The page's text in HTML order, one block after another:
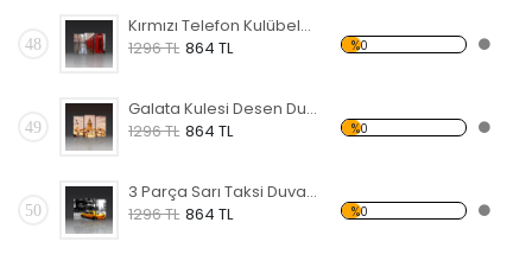
48
Kırmızı Telefon Kulübeleri Desen Duvar Panosu
1296 TL 864 TL %0
49
Galata Kulesi Desen Duvar Panosu
1296 TL 864 TL %0
50
3 Parça Sarı Taksi Duvar Panosu
1296 TL 864 TL %0